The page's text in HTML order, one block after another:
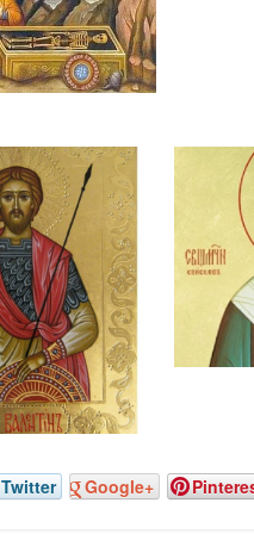
Twitter Google+